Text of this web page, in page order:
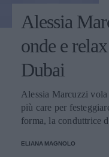
Alessia
onde e
Dubai
Alessia Marcuzzi
più care per
forma, la conduttrice
rilassanti e cene nei
ELIANA MAGNOLO